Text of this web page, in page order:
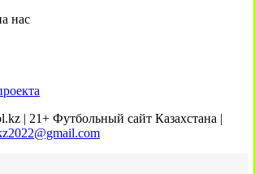
нас
| 21+ Футбольный сайт Казахстана |